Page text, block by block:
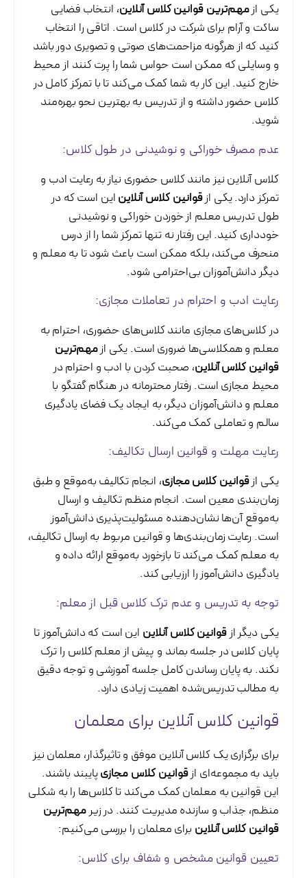
یکی ازمهم‌ترین قوانین کلاس آنلاین، انتخاب فضایی
ساکت و آرام برای شرکت در کلاس است. اتاقی را انتخاب
کنید که از هرگونه مزاحمت‌های صوتی و تصویری دور باشد
و وسایلی که ممکن است حواس شما را پرت کنند از محیط
خارج کنید. این کار به شما کمک می‌کند تا با تمرکز کامل در
کلاس حضور داشته و از تدریس به بهترین نحو بهره‌مند
شوید.
عدم مصرف خوراکی و نوشیدنی در طول کلاس:
کلاس آنلاین نیز مانند کلاس حضوری نیاز به رعایت ادب و
تمرکز دارد. یکی ازقوانین کلاس آنلایناین است که در
طول تدریس معلم از خوردن خوراکی و نوشیدنی
خودداری کنید. این رفتار نه تنها تمرکز شما را از درس
منحرف می‌کند، بلکه ممکن است باعث شود تا به معلم و
دیگر دانش‌آموزان بی‌احترامی شود.
رعایت ادب و احترام در تعاملات مجازی:
در کلاس‌های مجازی مانند کلاس‌های حضوری، احترام به
معلم و همکلاسی‌ها ضروری است. یکی ازمهم‌ترین
قوانین کلاس آنلاین، صحبت کردن با ادب و احترام در
محیط مجازی است. رفتار محترمانه در هنگام گفتگو با
معلم و دانش‌آموزان دیگر، به ایجاد یک فضای یادگیری
سالم و تعاملی کمک می‌کند.
رعایت مهلت و قوانین ارسال تکالیف:
یکی ازقوانین کلاس مجازی، انجام تکالیف به‌موقع و طبق
زمان‌بندی معین است. انجام منظم تکالیف و ارسال
به‌موقع آن‌ها نشان‌دهنده مسئولیت‌پذیری دانش‌آموز
است. رعایت زمان‌بندی‌ها و قوانین مربوط به ارسال تکالیف،
به معلم کمک می‌کند تا بازخورد به‌موقع ارائه داده و
یادگیری دانش‌آموز را ارزیابی کند.
توجه به تدریس و عدم ترک کلاس قبل از معلم:
یکی دیگر ازقوانین کلاس آنلاین این است که دانش‌آموز تا
پایان کلاس در جلسه بماند و پیش از معلم کلاس را ترک
نکند. به پایان رساندن کامل جلسه آموزشی و توجه دقیق
به مطالب تدریس‌شده اهمیت زیادی دارد.
قوانین کلاس آنلاین برای معلمان
برای برگزاری یک کلاس آنلاین موفق و تاثیرگذار، معلمان نیز
باید به مجموعه‌ای ازقوانین کلاس مجازیپایبند باشند.
این قوانین به معلمان کمک می‌کند تا کلاس‌ها را به شکلی
منظم، جذاب و سازنده مدیریت کنند. در زیرمهم‌ترین
قوانین کلاس آنلاین برای معلمان را بررسی می‌کنیم:
تعیین قوانین مشخص و شفاف برای کلاس: